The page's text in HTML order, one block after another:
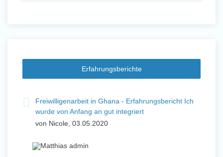
Erfahrungsberichte
Freiwilligenarbeit in Ghana - Erfahrungsbericht Ich
wurde von Anfang an gut integriert
von Nicole, 03.05.2020